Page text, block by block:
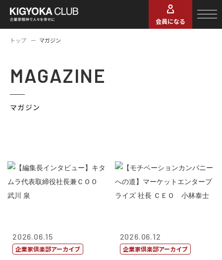
会員になる
トップ マガジン
MAGAZINE
マガジン
2026.06.15
企業家倶楽部アーカイブ
2026.06.12
企業家倶楽部アーカイブ